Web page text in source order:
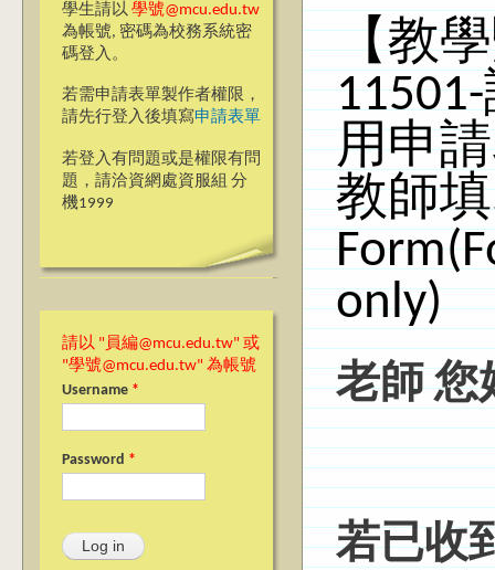
學生請以 學號@mcu.edu.tw
為帳號, 密碼為校務系統密
碼登入。
若需申請表單製作者權限，
請先行登入後填寫申請表單
若登入有問題或是權限有問
題，請洽資網處資服組 分
機1999
請以 "員編@mcu.edu.tw" 或
"學號@mcu.edu.tw" 為帳號
Username *
Password *
【教
用申
教師
only)
老師 您
若已收